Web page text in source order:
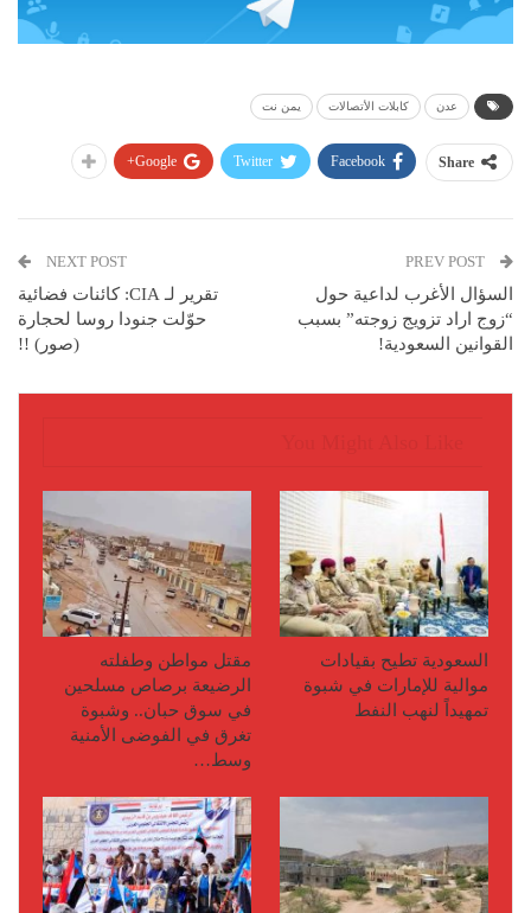
عدن كابلات الأتصالات يمن نت
Share
Facebook
Twitter
Google+
السؤال الأغرب لداعية حول
“زوج اراد تزويج زوجته” بسبب
القوانين السعودية!
NEXT POST
تقرير لـ CIA: كائنات فضائية
حوّلت جنودا روسا لحجارة
(صور) !!
السعودية تطيح بقيادات
موالية للإمارات في شبوة
تمهيداً لنهب النفط
مقتل مواطن وطفلته
الرضيعة برصاص مسلحين
في سوق حبان.. وشبوة
تغرق في الفوضى الأمنية
وسط…